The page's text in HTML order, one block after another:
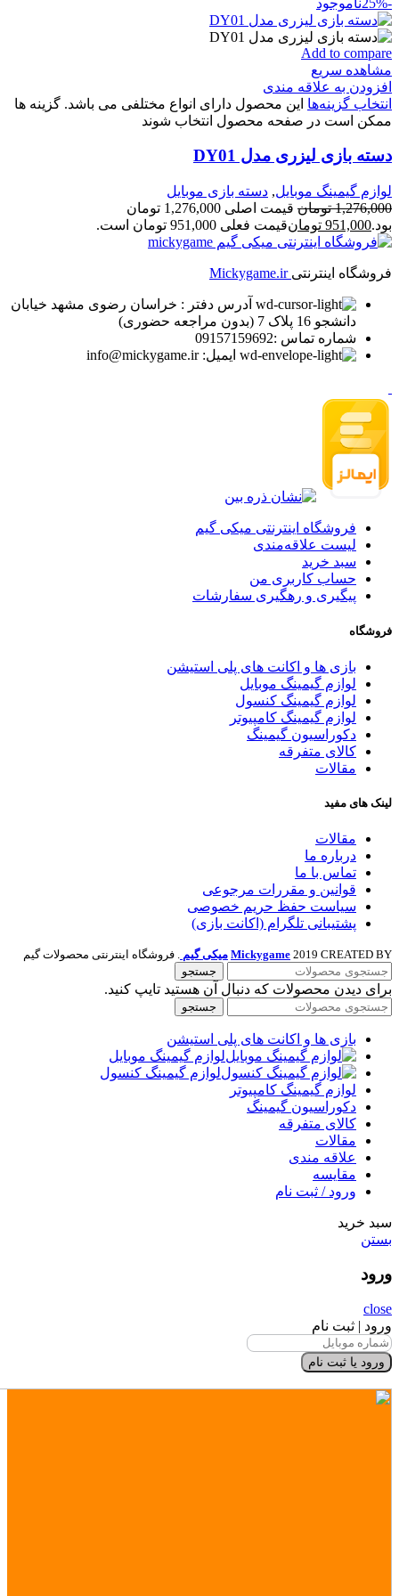
-25% ناموجود
Add to compare
مشاهده سریع
افزودن به علاقه مندی
انتخاب گزینه‌ها این محصول دارای انواع مختلفی می باشد. گزینه ها
ممکن است در صفحه محصول انتخاب شوند
دسته بازی لیزری مدل DY01
لوازم گیمینگ موبایل, دسته بازی موبایل
1,276,000 تومان
قیمت اصلی 1,276,000 تومان
بود.951,000 تومانقیمت فعلی 951,000 تومان است.
فروشگاه اینترنتی Mickygame.ir
آدرس دفتر : خراسان رضوی مشهد خیابان
دانشجو 16 پلاک 7 (بدون مراجعه حضوری)
شماره تماس :09157159692
ایمیل: info@mickygame.ir
فروشگاه اینترنتی میکی گیم
لیست علاقه‌مندی
سبد خرید
حساب کاربری من
پیگیری و رهگیری سفارشات
فروشگاه
بازی ها و اکانت های پلی استیشن
لوازم گیمینگ موبایل
لوازم گیمینگ کنسول
لوازم گیمینگ کامپیوتر
دکوراسیون گیمینگ
کالای متفرقه
مقالات
لینک های مفید
مقالات
درباره ما
تماس با ما
قوانین و مقررات مرجوعی
سیاست حفظ حریم خصوصی
پشتیبانی تلگرام (اکانت بازی)
Mickygame 2019 CREATED BY میکی گیم . فروشگاه اینترنتی محصولات گیم
جستجو
برای دیدن محصولات که دنبال آن هستید تایپ کنید.
جستجو
بازی ها و اکانت های پلی استیشن
لوازم گیمینگ موبایل
لوازم گیمینگ کنسول
لوازم گیمینگ کامپیوتر
دکوراسیون گیمینگ
کالای متفرقه
مقالات
علاقه مندی
مقایسه
ورود / ثبت نام
سبد خرید
بستن
ورود
close
ورود | ثبت نام
ورود یا ثبت نام